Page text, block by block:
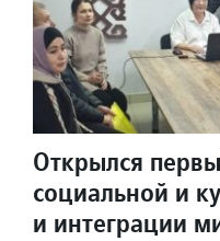
Открылся
социальной и
и интеграции